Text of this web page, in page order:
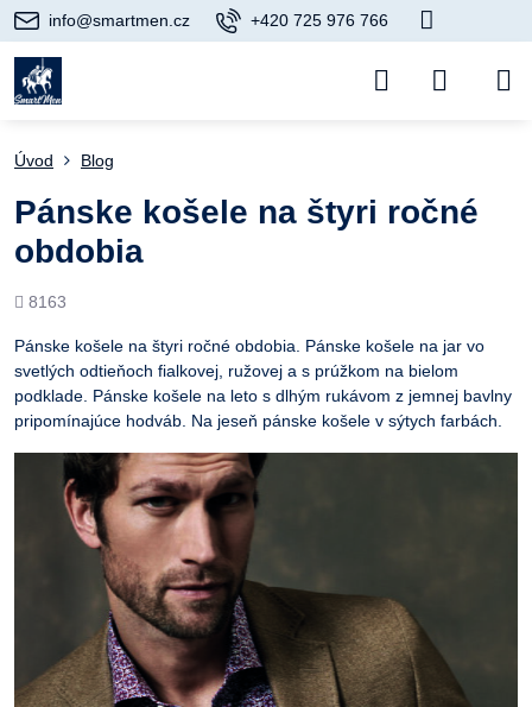
info@smartmen.cz +420 725 976 766
Úvod Blog
Pánske košele na štyri ročné
obdobia
Počet
8163
Pánske košele na štyri ročné obdobia. Pánske košele na jar vo
svetlých odtieňoch fialkovej, ružovej a s prúžkom na bielom
podklade. Pánske košele na leto s dlhým rukávom z jemnej bavlny
pripomínajúce hodváb. Na jeseň pánske košele v sýtych farbách.